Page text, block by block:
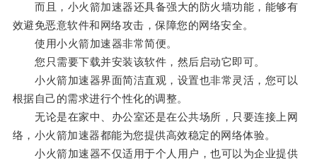
而且，小火箭加速器还具备强大的防火墙功能，能够有
效避免恶意软件和网络攻击，保障您的网络安全。
使用小火箭加速器非常简便。
您只需要下载并安装该软件，然后启动它即可。
小火箭加速器界面简洁直观，设置也非常灵活，您可以
根据自己的需求进行个性化的调整。
无论是在家中、办公室还是在公共场所，只要连接上网
络，小火箭加速器都能为您提供高效稳定的网络体验。
小火箭加速器不仅适用于个人用户，也可以为企业提供